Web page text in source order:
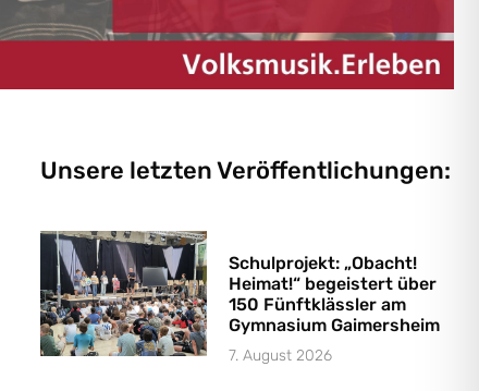
Unsere letzten Veröffentlichungen:
Schulprojekt: „Obacht!
Heimat!“ begeistert über
150 Fünftklässler am
Gymnasium Gaimersheim
7. August 2026